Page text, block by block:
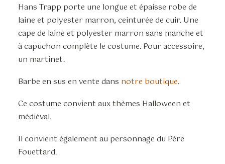
Hans Trapp porte une longue et épaisse robe de
laine et polyester marron, ceinturée de cuir. Une
cape de laine et polyester marron sans manche et
à capuchon complète le costume. Pour accessoire,
un martinet.
Barbe en sus en vente dans notre boutique.
Ce costume convient aux thèmes Halloween et
médiéval.
Il convient également au personnage du Père
Fouettard.